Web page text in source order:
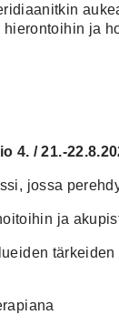
hierontoihin ja
4. / 21.-
jossa
ja